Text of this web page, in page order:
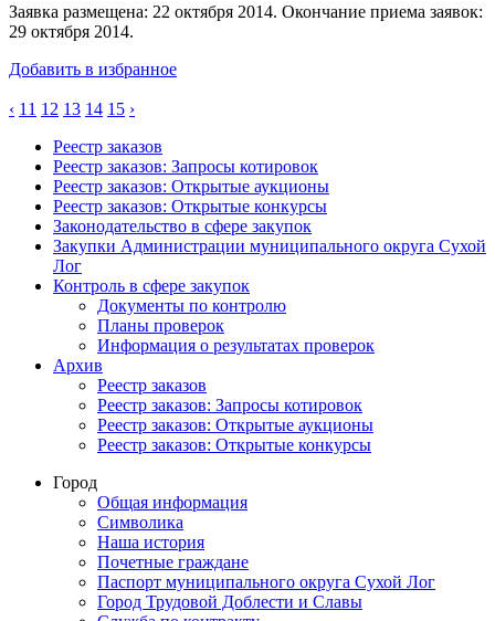
Заявка размещена: 22 октября 2014. Окончание приема заявок:
29 октября 2014.
Добавить в избранное
‹ 11 12 13 14 15 ›
Реестр заказов
Реестр заказов: Запросы котировок
Реестр заказов: Открытые аукционы
Реестр заказов: Открытые конкурсы
Законодательство в сфере закупок
Закупки Администрации муниципального округа Сухой
Лог
Контроль в сфере закупок
Документы по контролю
Планы проверок
Информация о результатах проверок
Архив
Реестр заказов
Реестр заказов: Запросы котировок
Реестр заказов: Открытые аукционы
Реестр заказов: Открытые конкурсы
Город
Общая информация
Символика
Наша история
Почетные граждане
Паспорт муниципального округа Сухой Лог
Город Трудовой Доблести и Славы